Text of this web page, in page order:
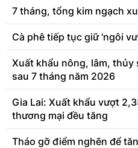
7 tháng, tổng kim ngạch
Cà phê tiếp tục giữ 'ngôi
Xuất khẩu nông, lâm, thủy
sau 7 tháng năm 2026
Gia Lai: Xuất khẩu vượt
thương mại đều tăng
Tháo gỡ điểm nghẽn để